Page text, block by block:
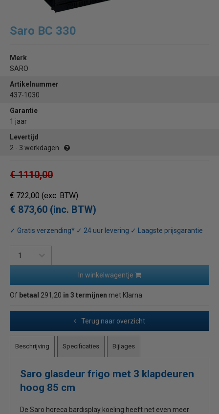
Saro BC 330
Merk
SARO
Artikelnummer
437-1030
Garantie
1 jaar
Levertijd
2 - 3 werkdagen
€ 1110,00
€ 722,00 (exc. BTW)
€ 873,60 (inc. BTW)
✓ Gratis verzending* ✓ 24 uur levering ✓ Laagste prijsgarantie
In winkelwagentje
Of betaal 291,20 in 3 termijnen met Klarna
Terug naar overzicht
Beschrijving Specificaties Bijlages
Saro glasdeur frigo met 3 klapdeuren
hoog 85 cm
De Saro horeca bardisplay koeling heeft net even meer